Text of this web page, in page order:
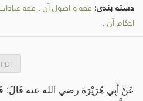
دسته بندی: فقه و اصول آن . فقه
احکام آن .
PDF
عَنْ أَبِي هُرَيْرَةَ رضي الله عنه قَالَ: